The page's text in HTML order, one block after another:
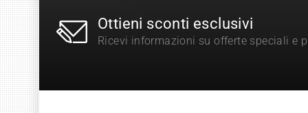
Ottieni sconti esclusivi
Ricevi informazioni su offerte speciali e